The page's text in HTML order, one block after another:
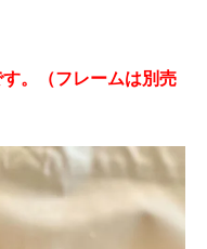
。（フレームは別売